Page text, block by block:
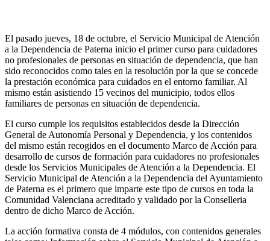
El pasado jueves, 18 de octubre, el Servicio Municipal de Atención
a la Dependencia de Paterna inicio el primer curso para cuidadores
no profesionales de personas en situación de dependencia, que han
sido reconocidos como tales en la resolución por la que se concede
la prestación económica para cuidados en el entorno familiar. Al
mismo están asistiendo 15 vecinos del municipio, todos ellos
familiares de personas en situación de dependencia.
El curso cumple los requisitos establecidos desde la Dirección
General de Autonomía Personal y Dependencia, y los contenidos
del mismo están recogidos en el documento Marco de Acción para
desarrollo de cursos de formación para cuidadores no profesionales
desde los Servicios Municipales de Atención a la Dependencia. El
Servicio Municipal de Atención a la Dependencia del Ayuntamiento
de Paterna es el primero que imparte este tipo de cursos en toda la
Comunidad Valenciana acreditado y validado por la Conselleria
dentro de dicho Marco de Acción.
La acción formativa consta de 4 módulos, con contenidos generales